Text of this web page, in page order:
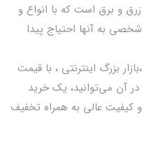
و برق است که با انواع و
به آنها احتیاج پیدا
بزرگ اینترنتی ، با قيمت
آن می‌توانید، یک خرید
عالی به همراه تخفیف